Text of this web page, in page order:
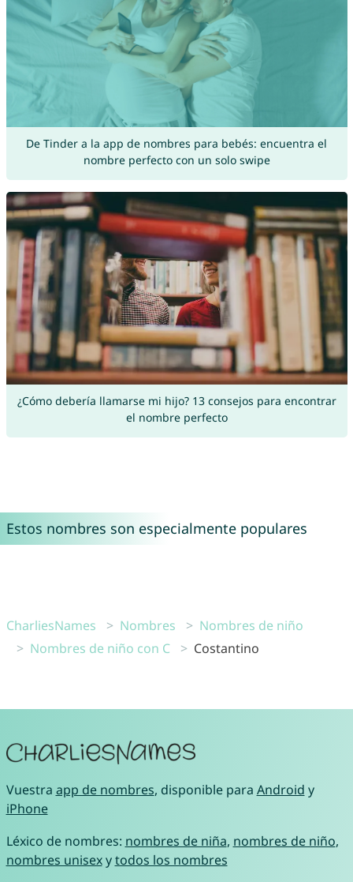
De Tinder a la app de nombres para bebés: encuentra el
nombre perfecto con un solo swipe
¿Cómo debería llamarse mi hijo? 13 consejos para encontrar
el nombre perfecto
Estos nombres son especialmente populares
CharliesNames Nombres
Nombres de niño
Nombres de niño con C
Costantino
Vuestra app de nombres, disponible para Android y
iPhone
Léxico de nombres: nombres de niña, nombres de niño,
nombres unisexytodos los nombres